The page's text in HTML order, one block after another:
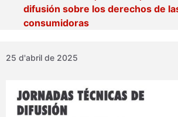
difusión sobre los derechos de
consumidoras
25 d'abril de 2025